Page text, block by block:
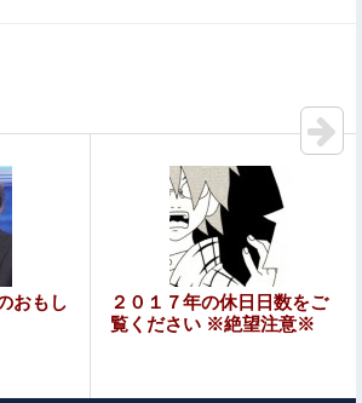
和、最新のパンツ＆お尻のイラスト
ん、札束披露するもネット民から新社
らいしかないと笑われる
イのときある。アイロンあてたときに
ッッサ！ってなる
『都内にサッカー専用スタを』国立で
『候補地は？』『税金？』ｗｗｗ他
おもし
２０１７年の休日日数をご
覧ください ※絶望注意※